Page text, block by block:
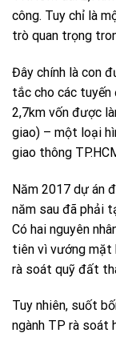
công. Tuy chỉ là
trò quan trọng
Đây chính là con
tắc cho các tuyến
2,7km vốn được
giao) – một loại
giao thông
Năm 2017 dự án
năm sau đã phải
Có hai nguyên
tiên vì vướng mặt
rà soát quỹ đất
Tuy nhiên, suốt
ngành TP rà soát